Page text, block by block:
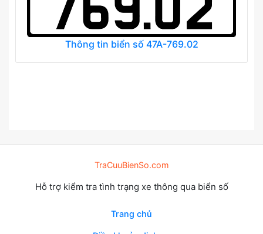
Thông tin biển số 47A-769.02
TraCuuBienSo.com
Hỗ trợ kiểm tra tình trạng xe thông qua biển số
Trang chủ